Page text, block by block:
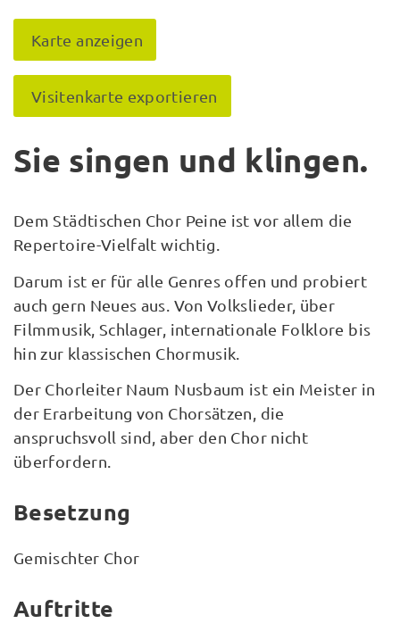
Karte anzeigen
Visitenkarte exportieren
Sie singen und klingen.
Dem Städtischen Chor Peine ist vor allem die
Repertoire-Vielfalt wichtig.
Darum ist er für alle Genres offen und probiert
auch gern Neues aus. Von Volkslieder, über
Filmmusik, Schlager, internationale Folklore bis
hin zur klassischen Chormusik.
Der Chorleiter Naum Nusbaum ist ein Meister in
der Erarbeitung von Chorsätzen, die
anspruchsvoll sind, aber den Chor nicht
überfordern.
Besetzung
Gemischter Chor
Auftritte